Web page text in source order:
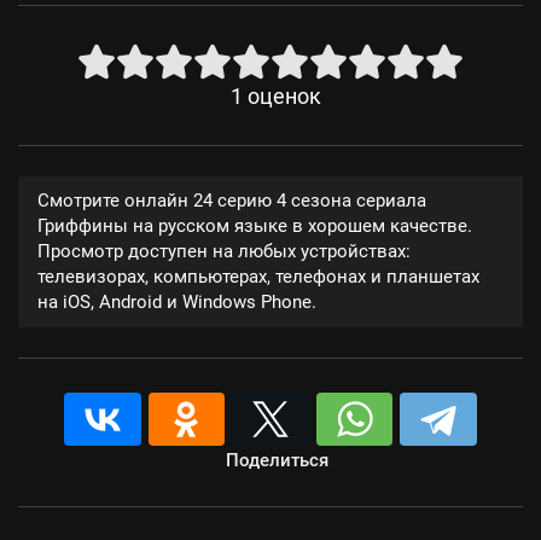
1 оценок
Смотрите онлайн 24 серию 4 сезона сериала
Гриффины на русском языке в хорошем качестве.
Просмотр доступен на любых устройствах:
телевизорах, компьютерах, телефонах и планшетах
на iOS, Android и Windows Phone.
Поделиться